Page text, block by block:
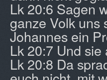
Lk 20:6 Sagen
ganze Volk uns
Johannes ein
Lk 20:7 Und
Lk 20:8 Da